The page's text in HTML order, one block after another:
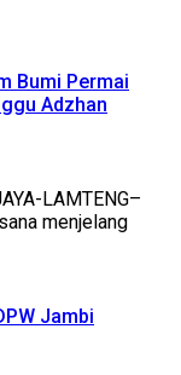
Bumi Permai
Adzhan
LAMTENG–
menjelang
Jambi